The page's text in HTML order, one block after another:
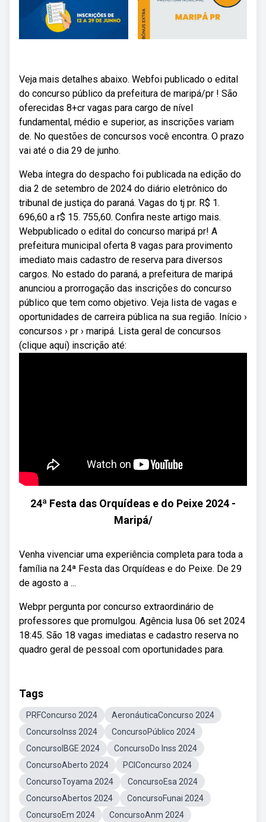
Veja mais detalhes abaixo. Webfoi publicado o edital
do concurso público da prefeitura de maripá/pr ! São
oferecidas 8+cr vagas para cargo de nível
fundamental, médio e superior, as inscrições variam
de. No questões de concursos você encontra. O prazo
vai até o dia 29 de junho.
Weba íntegra do despacho foi publicada na edição do
dia 2 de setembro de 2024 do diário eletrônico do
tribunal de justiça do paraná. Vagas do tj pr. R$ 1.
696,60 a r$ 15. 755,60. Confira neste artigo mais.
Webpublicado o edital do concurso maripá pr! A
prefeitura municipal oferta 8 vagas para provimento
imediato mais cadastro de reserva para diversos
cargos. No estado do paraná, a prefeitura de maripá
anunciou a prorrogação das inscrições do concurso
público que tem como objetivo. Veja lista de vagas e
oportunidades de carreira pública na sua região. Início ›
concursos › pr › maripá. Lista geral de concursos
(clique aqui) inscrição até:
24ª Festa das Orquídeas e do Peixe 2024 -
Maripá/
Venha vivenciar uma experiência completa para toda a
família na 24ª Festa das Orquídeas e do Peixe. De 29
de agosto a ...
Webpr pergunta por concurso extraordinário de
professores que promulgou. Agência lusa 06 set 2024
18:45. São 18 vagas imediatas e cadastro reserva no
quadro geral de pessoal com oportunidades para.
Tags
PRFConcurso 2024
AeronáuticaConcurso 2024
ConcursoInss 2024
ConcursoPúblico 2024
ConcursoIBGE 2024
ConcursoDo Inss 2024
ConcursoAberto 2024
PCIConcurso 2024
ConcursoToyama 2024
ConcursoEsa 2024
ConcursoAbertos 2024
ConcursoFunai 2024
ConcursoEm 2024
ConcursoAnm 2024